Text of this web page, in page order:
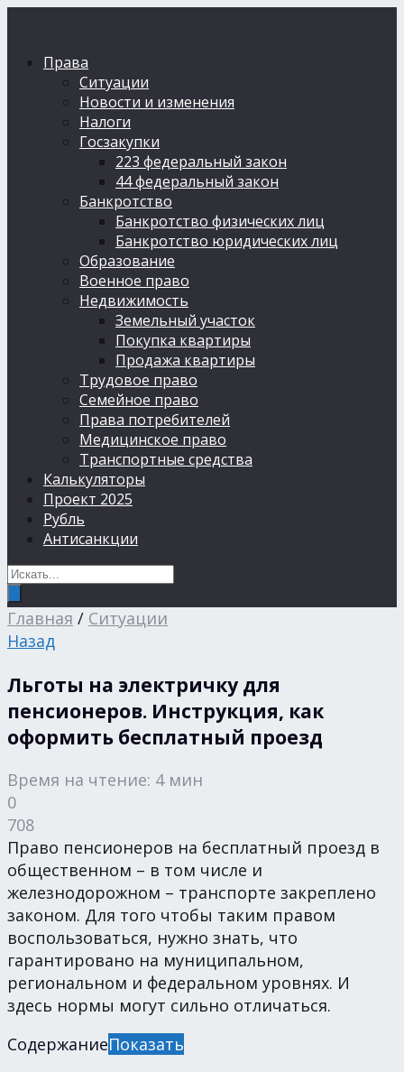
Права
Ситуации
Новости и изменения
Налоги
Госзакупки
223 федеральный закон
44 федеральный закон
Банкротство
Банкротство физических лиц
Банкротство юридических лиц
Образование
Военное право
Недвижимость
Земельный участок
Покупка квартиры
Продажа квартиры
Трудовое право
Семейное право
Права потребителей
Медицинское право
Транспортные средства
Калькуляторы
Проект 2025
Рубль
Антисанкции
Главная / Ситуации
Назад
Льготы на электричку для
пенсионеров. Инструкция, как
оформить бесплатный проезд
Время на чтение: 4 мин
0
708
Право пенсионеров на бесплатный проезд в
общественном – в том числе и
железнодорожном – транспорте закреплено
законом. Для того чтобы таким правом
воспользоваться, нужно знать, что
гарантировано на муниципальном,
региональном и федеральном уровнях. И
здесь нормы могут сильно отличаться.
СодержаниеПоказать